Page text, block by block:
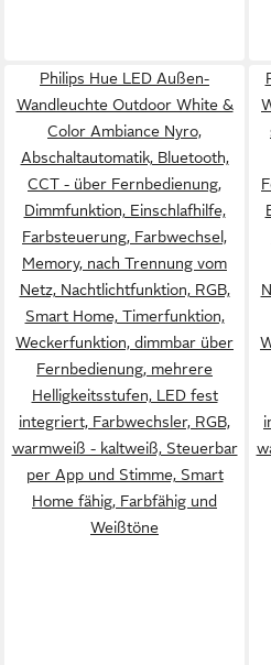
Philips Hue LED Außen-
Wandleuchte Outdoor White &
Color Ambiance Nyro,
Abschaltautomatik, Bluetooth,
CCT - über Fernbedienung,
Dimmfunktion, Einschlafhilfe,
Farbsteuerung, Farbwechsel,
Memory, nach Trennung vom
Netz, Nachtlichtfunktion, RGB,
Smart Home, Timerfunktion,
Weckerfunktion, dimmbar über
Fernbedienung, mehrere
Helligkeitsstufen, LED fest
integriert, Farbwechsler, RGB,
warmweiß - kaltweiß, Steuerbar
per App und Stimme, Smart
Home fähig, Farbfähig und
Weißtöne